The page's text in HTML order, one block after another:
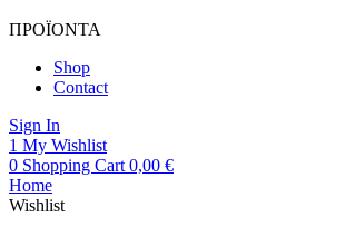
ΠΡΟΪΟΝΤΑ
Shop
Contact
Sign In
1 My Wishlist
0 Shopping Cart 0,00 €
Home
Wishlist